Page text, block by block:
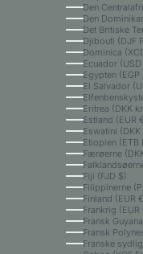
Den
Den
Det Britiske
Djibouti (DJF
Dominica
Ecuador (USD
El Salvador
Eritrea (DKK
Estland (EUR
Eswatini (DKK
Etiopien (ETB
Færøerne
Fiji (FJD $)
Filippinerne
Finland (EUR
Frankrig (EUR
Fransk
Fransk
Franske